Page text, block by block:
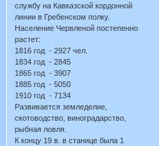
службу на Кавказской кордонной
линии в Гребенском полку.
Население Червленой постепенно
растет:
1816 год - 2927 чел.
1834 год - 2845
1865 год - 3907
1885 год - 5050
1910 год - 7134
Развивается земледелие,
скотоводство, виноградарство,
рыбная ловля.
К концу 19 в. в станице была 1